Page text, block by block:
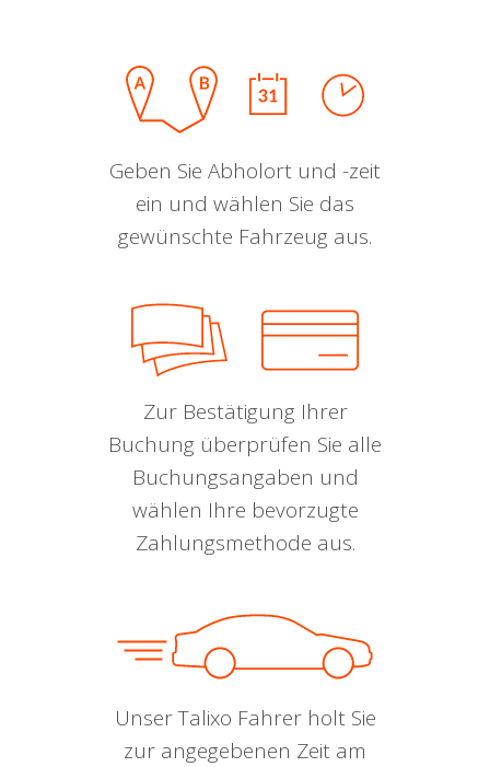
Geben Sie Abholort und -zeit
ein und wählen Sie das
gewünschte Fahrzeug aus.
Zur Bestätigung Ihrer
Buchung überprüfen Sie alle
Buchungsangaben und
wählen Ihre bevorzugte
Zahlungsmethode aus.
Unser Talixo Fahrer holt Sie
zur angegebenen Zeit am